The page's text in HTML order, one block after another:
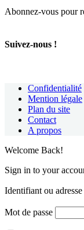
Abonnez-vous pour
Suivez-nous !
Confidentialité
Mention légale
Plan du site
Contact
A propos
Welcome Back!
Sign in to your
Identifiant ou
Mot de passe